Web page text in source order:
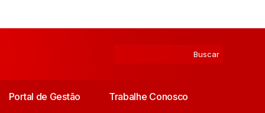
Portal de Gestão Trabalhe Conosco